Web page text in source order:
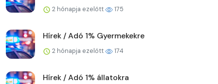
2 hónapja ezelőtt 175
Hírek / Adó 1% Gyermekekre
2 hónapja ezelőtt 174
Hírek / Adó 1% állatokra